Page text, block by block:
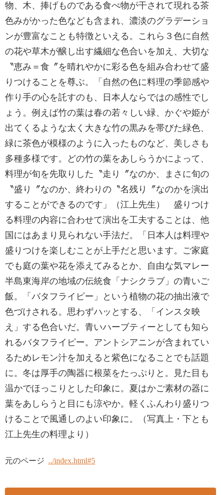
物、木、捧げものである食べ物が干されて現れる茶
色みがかった色なども含まれ、濃淡のグラデーショ
ンが豊富なことも特徴といえる。これら３色に自然
の花や草木が醸し出す繊細な色合いを加え、大切な
〝恵み＝食〞を晴れやかに彩る色を組み合わせて盛
りつけることを尊ぶ。「自然の色に料理の季節感や
作り手の心を託すのも、日本人ならではの感性でし
ょう。例えば竹の葉は春の若々しい緑、かぐや姫が
出てくるような太く大きな竹の黒みを帯びた緑色、
緑に茶色が模様のように入ったものなど、美しさも
多種多様です。どの竹の葉をあしらうかによって、
料理が旬を先取りした〝走り〞なのか、まさに旬の
〝盛り〞なのか、終わりの〝名残り〞なのかを演出
することができるのです」（江上先生） 盛りつけ
る料理の内容に合わせて演出を工夫することは、他
国にはあまり見られない手法だ。「日本人は料理や
盛りつけを楽しむことが上手だと思います。ご家庭
でも庭の葉や花を添えてみるとか、自由な気マレー
半島東海岸の地域の伝統食「ナシクラブ」の青いご
飯。「バタフライピー」という植物の花の抽出液で
色づけされる。思わずハッとする、「インスタ映
え」する色合いだ。青いハーブティーとしても知ら
れるバタフライピー。アントシアニンが含まれてい
るためレモン汁を加えると紫色になることでも話題
に。冬は厚手の陶器に根菜をたっぷりと。見た目も
温かでほっこりとした印象に。夏はかご素材の器に
葉をあしらうと目にも涼やか。軽くふんわり盛りつ
けることで風通しのよい印象に。（写真上・下とも
江上先生の料理より）
元のページ ../index.html#5